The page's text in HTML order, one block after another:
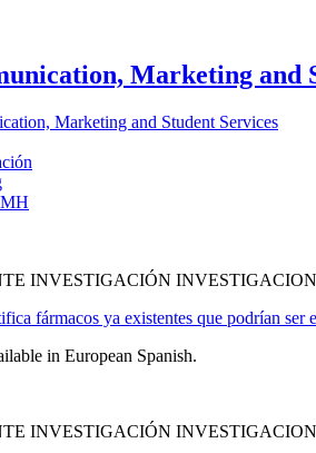
Marketing and
Marketing and Student Services
INVESTIGACIÓN
fármacos ya existentes que podrían
in European Spanish.
INVESTIGACIÓN